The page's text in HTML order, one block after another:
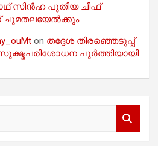
സിൻഹ പുതിയ ചീഫ്
ചുമതലയേൽക്കും
on തദ്ദേശ തിരഞ്ഞെടുപ്പ്
സൂക്ഷ്മപരിശോധന പൂർത്തിയായി